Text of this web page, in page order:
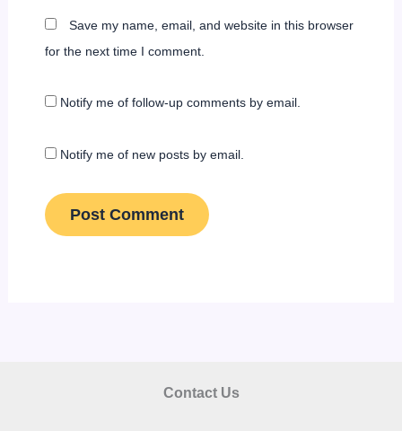
Save my name, email, and website in this browser
for the next time I comment.
Notify me of follow-up comments by email.
Notify me of new posts by email.
Contact Us